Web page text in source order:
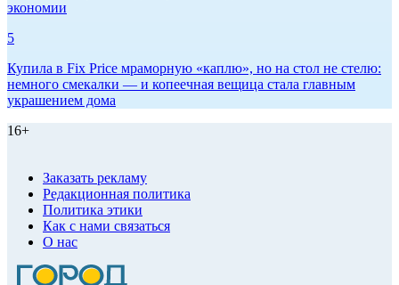
экономии
5
Купила в Fix Price мраморную «каплю», но на стол не стелю:
немного смекалки — и копеечная вещица стала главным
украшением дома
16+
Заказать рекламу
Редакционная политика
Политика этики
Как с нами связаться
О нас